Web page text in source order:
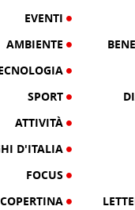
EVENTI
AMBIENTE
SPORT
ATTIVITÀ
D'ITALIA
FOCUS